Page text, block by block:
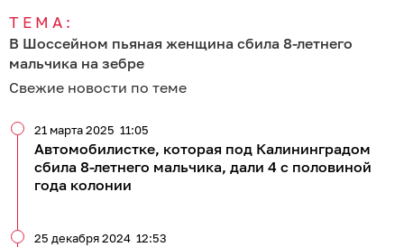
ТЕМА:
В Шоссейном пьяная женщина сбила 8-летнего
мальчика на зебре
Свежие новости по теме
Автомобилистке, которая под Калининградом
сбила 8-летнего мальчика, дали 4 с половиной
года колонии
21 марта 2025 11:05
25 декабря 2024 12:53